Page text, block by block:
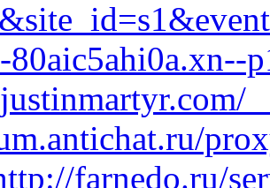
farnedo.ru/